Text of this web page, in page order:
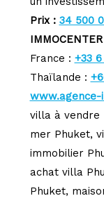
Prix : 34 500
IMMOCENTER
France : +33
Thaïlande :
www.agence-
villa à vendre
mer Phuket,
immobilier
achat villa
Phuket,